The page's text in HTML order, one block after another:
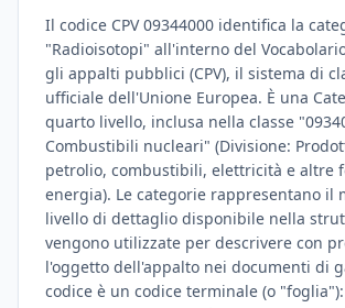
Il codice CPV 09344000 identifica la
"Radioisotopi" all'interno del
gli appalti pubblici (CPV), il sistema di
ufficiale dell'Unione Europea. È una
quarto livello, inclusa nella classe
Combustibili nucleari" (Divisione:
petrolio, combustibili, elettricità e altre
energia). Le categorie rappresentano il
livello di dettaglio disponibile nella
vengono utilizzate per descrivere con
l'oggetto dell'appalto nei documenti di
codice è un codice terminale (o